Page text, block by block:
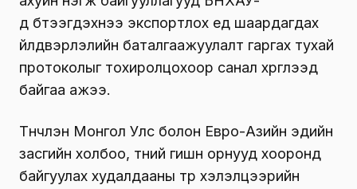
д бүтээгдэхүүнээ экспортлох үед шаардагдах
үйлдвэрлэлийн баталгаажуулалт гаргах тухай
протоколыг тохиролцохоор санал хүргүүлээд
байгаа ажээ.
Түүнчлэн Монгол Улс болон Евро-Азийн эдийн
засгийн холбоо, түүний гишүүн орнууд хооронд
байгуулах худалдааны түр хэлэлцээрийн